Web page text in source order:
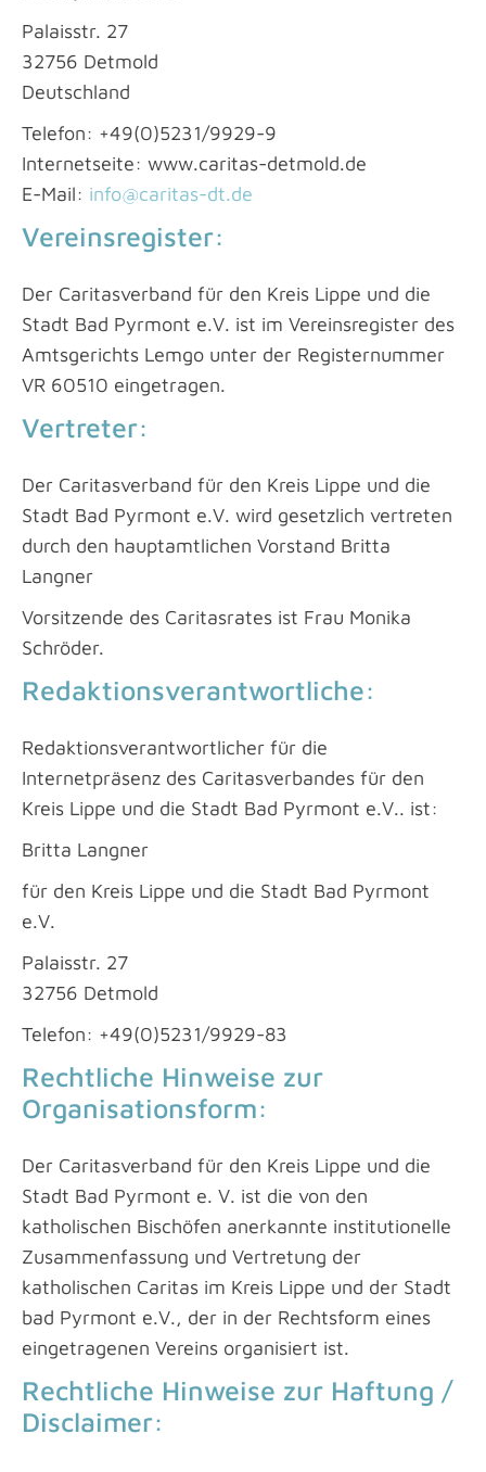
Palaisstr. 27
32756 Detmold
Deutschland
Telefon: +49(0)5231/9929-9
Internetseite: www.caritas-detmold.de
E-Mail: info@caritas-dt.de
Vereinsregister:
Der Caritasverband für den Kreis Lippe und die
Stadt Bad Pyrmont e.V. ist im Vereinsregister des
Amtsgerichts Lemgo unter der Registernummer
VR 60510 eingetragen.
Vertreter:
Der Caritasverband für den Kreis Lippe und die
Stadt Bad Pyrmont e.V. wird gesetzlich vertreten
durch den hauptamtlichen Vorstand Britta
Langner
Vorsitzende des Caritasrates ist Frau Monika
Schröder.
Redaktionsverantwortliche:
Redaktionsverantwortlicher für die
Internetpräsenz des Caritasverbandes für den
Kreis Lippe und die Stadt Bad Pyrmont e.V.. ist:
Britta Langner
für den Kreis Lippe und die Stadt Bad Pyrmont
e.V.
Palaisstr. 27
32756 Detmold
Telefon: +49(0)5231/9929-83
Rechtliche Hinweise zur
Organisationsform:
Der Caritasverband für den Kreis Lippe und die
Stadt Bad Pyrmont e. V. ist die von den
katholischen Bischöfen anerkannte institutionelle
Zusammenfassung und Vertretung der
katholischen Caritas im Kreis Lippe und der Stadt
bad Pyrmont e.V., der in der Rechtsform eines
eingetragenen Vereins organisiert ist.
Rechtliche Hinweise zur Haftung /
Disclaimer: